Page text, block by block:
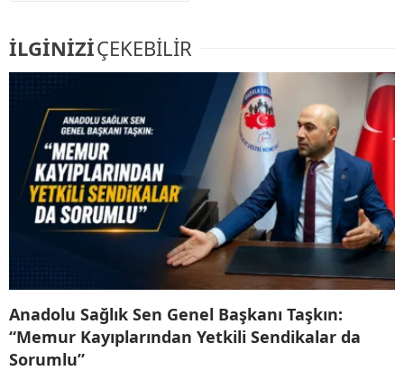
İLGİNİZİÇEKEBİLİR
Anadolu Sağlık Sen Genel Başkanı Taşkın:
“Memur Kayıplarından Yetkili Sendikalar da
Sorumlu”